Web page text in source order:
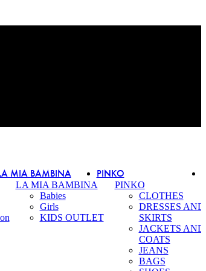
MIA BAMBINA
LA MIA BAMBINA
Babies
Girls
KIDS OUTLET
PINKO
PINKO
CLOTHES
DRESSES AND
SKIRTS
JACKETS AND
COATS
JEANS
BAGS